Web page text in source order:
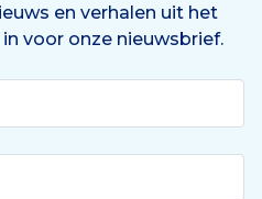
en verhalen uit het
voor onze nieuwsbrief.